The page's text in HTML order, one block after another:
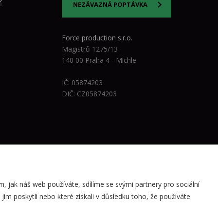
NEZÁVAZNÁ POPTÁVKA
Force production s.r.o.
Magistrů 1275/13
140 00 Praha 4 - Michle
IČ: 05874203
DIČ: CZ05874203
jak náš web používáte, sdílíme se svými partnery pro sociální
poskytli nebo které získali v důsledku toho, že používáte